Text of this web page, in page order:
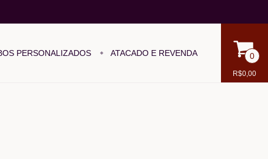
PERSONALIZADOS ATACADO E REVENDA 0
R$0,00